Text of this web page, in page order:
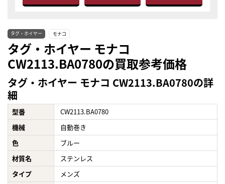
タグ・ホイヤー モナコ
タグ・ホイヤー モナコ
CW2113.BA0780の買取参考価格
タグ・ホイヤー モナコ CW2113.BA0780の詳
細
型番
CW2113.BA0780
機械
自動巻き
色
ブルー
材質名
ステンレス
タイプ
メンズ